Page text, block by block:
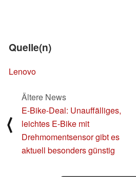
Quelle(n)
Lenovo
⟨
Ältere News
E-Bike-Deal: Unauffälliges,
leichtes E-Bike mit
Drehmomentsensor gibt es
aktuell besonders günstig